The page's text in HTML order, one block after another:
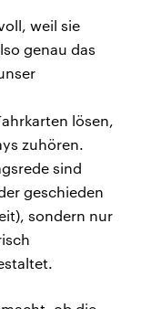
weil sie
genau das
lösen,
zuhören.
sind
geschieden
sondern nur